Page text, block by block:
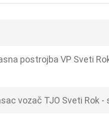
postrojba VP Sveti
vozač TJO Sveti Rok -